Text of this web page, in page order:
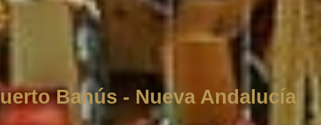
Banús - Nueva Andalucía